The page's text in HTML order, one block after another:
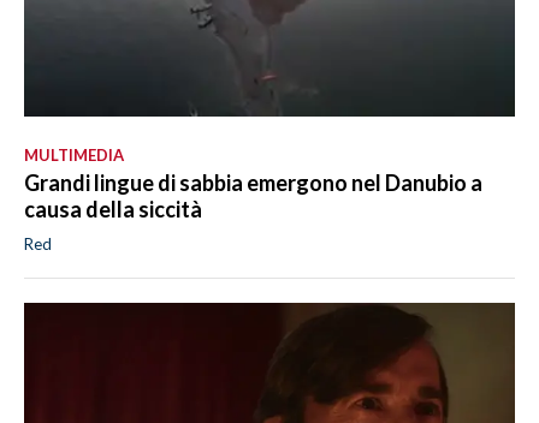
MULTIMEDIA
Grandi lingue di sabbia emergono nel Danubio a
causa della siccità
Red